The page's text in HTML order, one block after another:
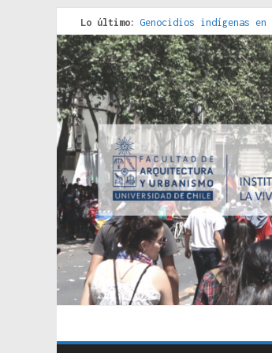
Lo último: Genocidios indígenas
Estudios sobre la
Donde el pedernal
Criterios técnicos para
Red de consultorios de